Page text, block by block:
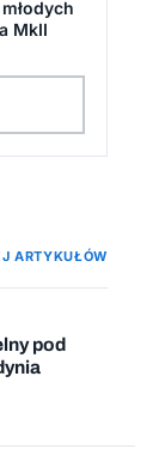
MkII
ARTYKUŁÓW
pod